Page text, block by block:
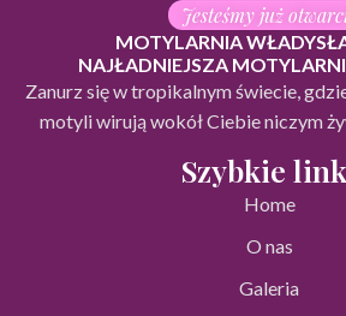
Jesteśmy już
MOTYLARNIA
NAJŁADNIEJSZA
Zanurz się w tropikalnym świecie,
motyli wirują wokół Ciebie niczym
Szybkie
Home
O nas
Galeria